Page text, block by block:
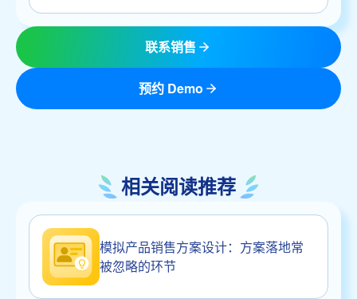
联系销售
预约 Demo
相关阅读推荐
模拟产品销售方案设计：方案落地常
被忽略的环节